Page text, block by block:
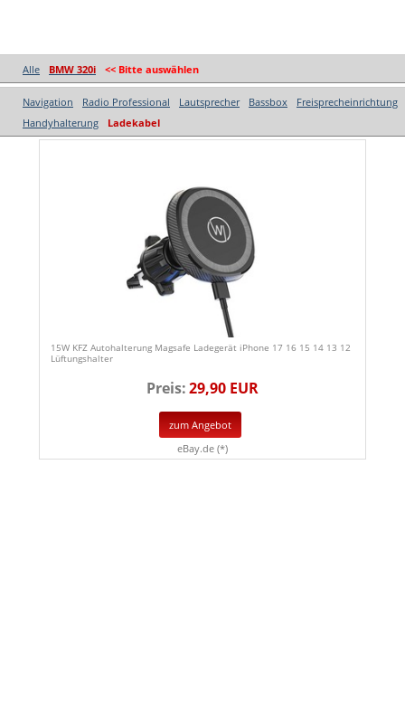
Alle BMW 320i << Bitte auswählen
Navigation Radio Professional Lautsprecher Bassbox
Freisprecheinrichtung
Handyhalterung
Ladekabel
15W KFZ Autohalterung Magsafe Ladegerät iPhone 17 16 15 14 13 12
Lüftungshalter
Preis:29,90 EUR
zum Angebot
eBay.de (*)